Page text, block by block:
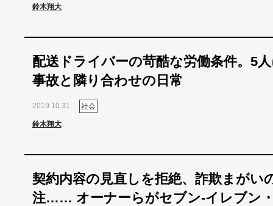
鈴木翔大
配送ドライバーの苛酷な労働条件。5
事故と隣り合わせの日常
2019.10.31 社会
鈴木翔大
契約内容の見直しを拒絶、詐欺まがい
注…… オーナーらがセブン‐イレブン